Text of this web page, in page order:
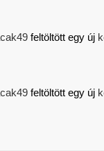
feltöltött egy új
feltöltött egy új